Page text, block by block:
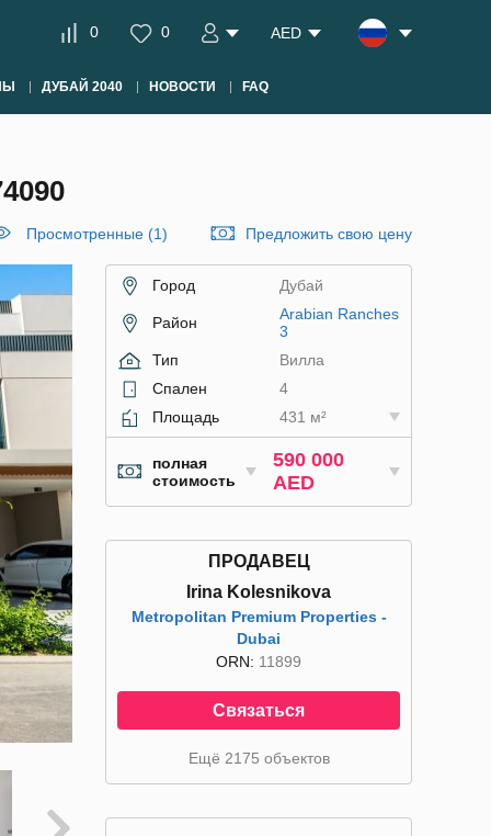
0 0 AED
ДУБАЙ 2040 НОВОСТИ FAQ
Просмотренные (1) Предложить свою цену
Город Дубай
Район
Arabian Ranches
3
Тип
Вилла
Спален
4
Площадь
431 м²
полная
стоимость
590 000
AED
ПРОДАВЕЦ
Irina Kolesnikova
Metropolitan Premium Properties -
Dubai
ORN: 11899
Связаться
Ещё 2175 объектов